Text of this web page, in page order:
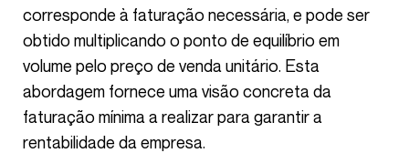
corresponde à faturação necessária, e pode ser
obtido multiplicando o ponto de equilíbrio em
volume pelo preço de venda unitário. Esta
abordagem fornece uma visão concreta da
faturação mínima a realizar para garantir a
rentabilidade da empresa.